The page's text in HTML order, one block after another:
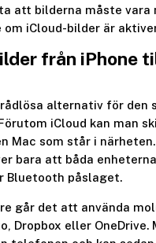
att bilderna måste vara
om iCloud-bilder är
från iPhone
alternativ för den
iCloud kan man
Mac som står i
bara att båda
Bluetooth påslaget.
går det att använda
Dropbox eller OneDrive.